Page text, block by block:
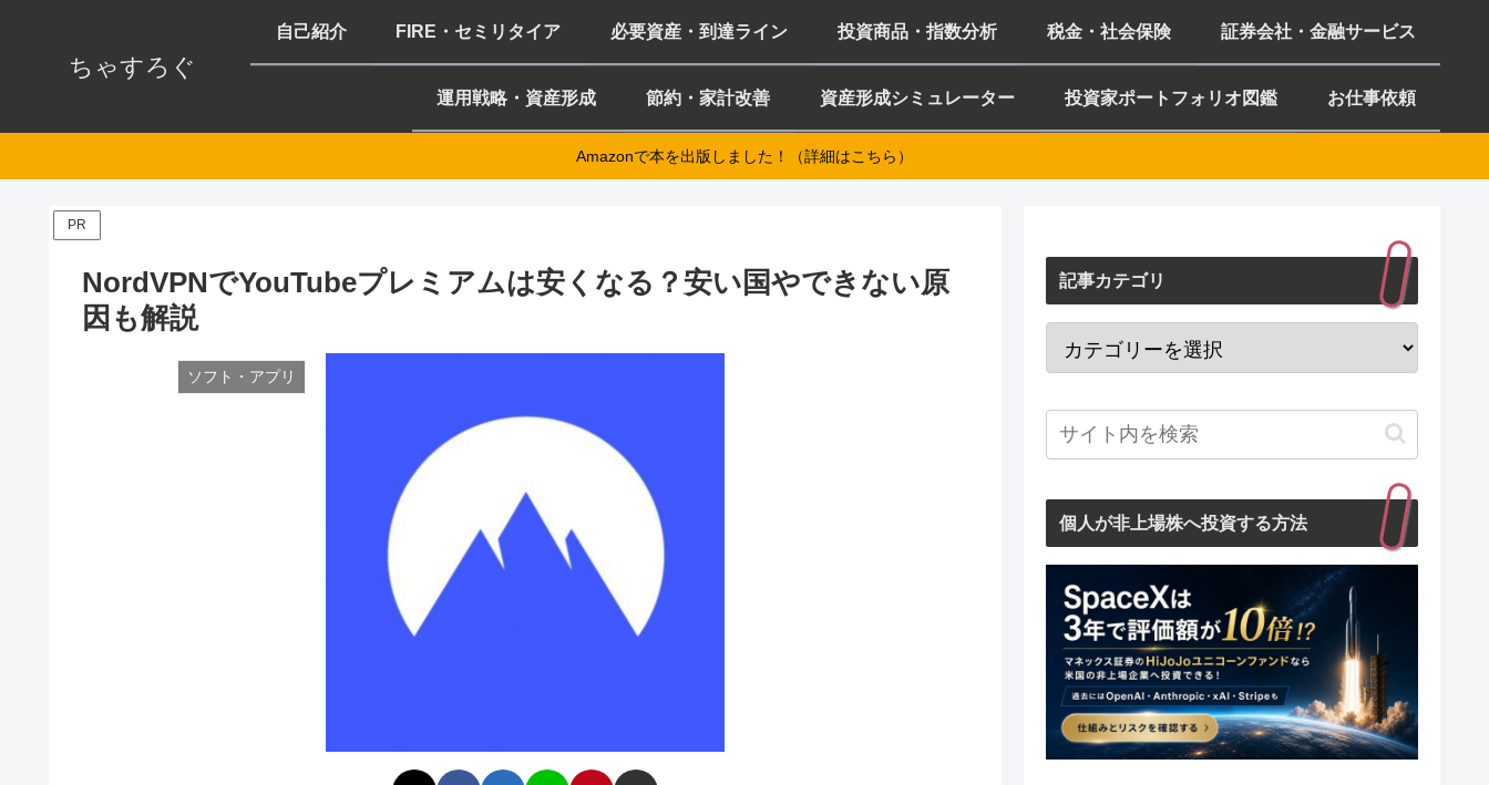
ちゃすろぐ
自己紹介 FIRE・セミリタイア 必要資産・到達ライン 投資商品・指数分析 税金・社会保険 証券会社・金融サービス
運用戦略・資産形成 節約・家計改善 資産形成シミュレーター 投資家ポートフォリオ図鑑 お仕事依頼
Amazonで本を出版しました！（詳細はこちら）
PR
NordVPNでYouTubeプレミアムは安くなる？安い国やできない原
因も解説
ソフト・アプリ
記事カテゴリ
個人が非上場株へ投資する方法